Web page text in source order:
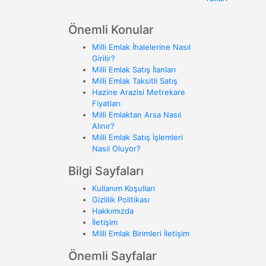
Önemli Konular
Milli Emlak İhalelerine Nasıl
Girilir?
Milli Emlak Satış İlanları
Milli Emlak Taksitli Satış
Hazine Arazisi Metrekare
Fiyatları
Milli Emlaktan Arsa Nasıl
Alınır?
Milli Emlak Satış İşlemleri
Nasıl Oluyor?
Bilgi Sayfaları
Kullanım Koşulları
Gizlilik Politikası
Hakkımızda
İletişim
Milli Emlak Birimleri İletişim
Önemli Sayfalar